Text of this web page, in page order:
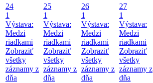
24
1
Výstava:
Medzi
riadkami
Zobraziť
všetky
záznamy z
dňa
25
1
Výstava:
Medzi
riadkami
Zobraziť
všetky
záznamy z
dňa
26
1
Výstava:
Medzi
riadkami
Zobraziť
všetky
záznamy z
dňa
27
1
Výstava:
Medzi
riadkami
Zobraziť
všetky
záznamy z
dňa